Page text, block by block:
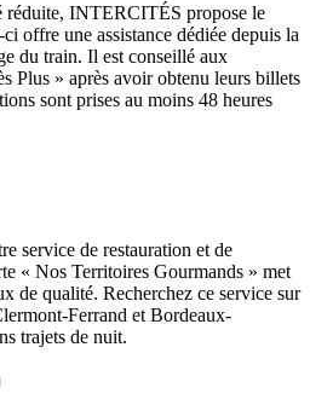
réduite, INTERCITÉS propose le
offre une assistance dédiée depuis la
du train. Il est conseillé aux
Plus » après avoir obtenu leurs billets
sont prises au moins 48 heures
service de restauration et de
« Nos Territoires Gourmands » met
de qualité. Recherchez ce service sur
Ferrand et Bordeaux-
trajets de nuit.